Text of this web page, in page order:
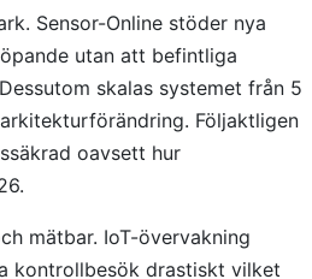
Sensor-Online stöder nya
utan att befintliga
skalas systemet från 5
Följaktligen
oavsett hur
mätbar. IoT-övervakning
kontrollbesök drastiskt vilket